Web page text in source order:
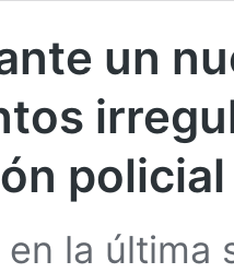
un
policial
en la